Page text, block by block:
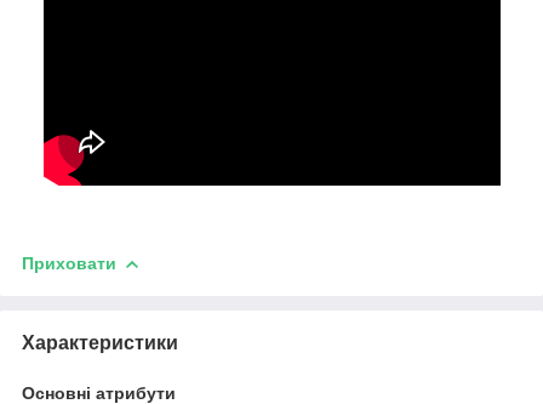
Приховати
Характеристики
Основні атрибути